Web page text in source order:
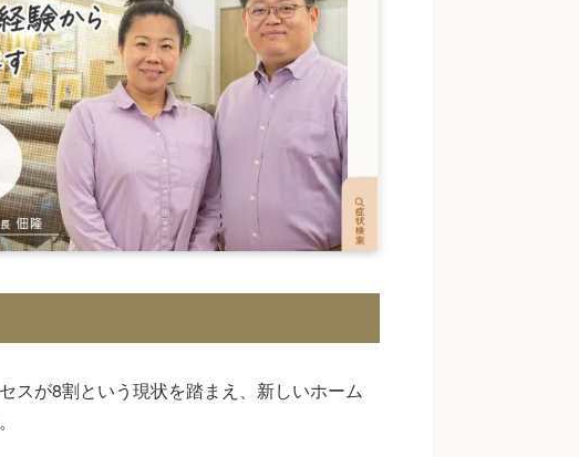
スが8割という現状を踏まえ、新しいホーム